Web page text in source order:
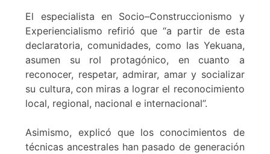
El especialista en Socio–Construccionismo y
Experiencialismo refirió que “a partir de esta
declaratoria, comunidades, como las Yekuana,
asumen su rol protagónico, en cuanto a
reconocer, respetar, admirar, amar y socializar
su cultura, con miras a lograr el reconocimiento
local, regional, nacional e internacional”.
Asimismo, explicó que los conocimientos de
técnicas ancestrales han pasado de generación